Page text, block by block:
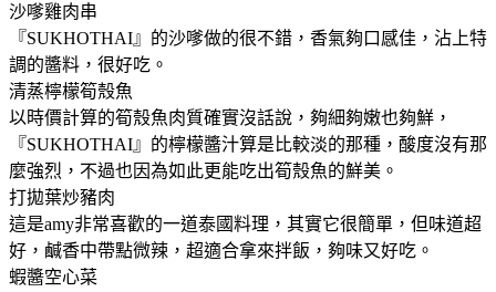
沙嗲雞肉串
『SUKHOTHAI』的沙嗲做的很不錯，香氣夠口感佳，沾上特
調的醬料，很好吃。
清蒸檸檬筍殼魚
以時價計算的筍殼魚肉質確實沒話說，夠細夠嫩也夠鮮，
『SUKHOTHAI』的檸檬醬汁算是比較淡的那種，酸度沒有那
麼強烈，不過也因為如此更能吃出筍殼魚的鮮美。
打拋葉炒豬肉
這是amy非常喜歡的一道泰國料理，其實它很簡單，但味道超
好，鹹香中帶點微辣，超適合拿來拌飯，夠味又好吃。
蝦醬空心菜